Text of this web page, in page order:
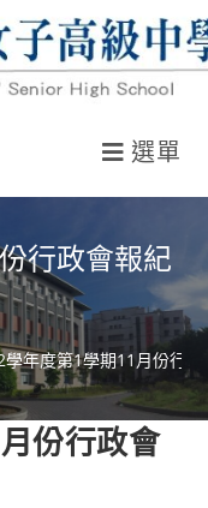
選單
行政會報紀
學年度第1學期11月份行
份行政會